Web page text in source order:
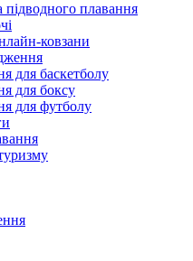
підводного плавання
ковзани
для баскетболу
для боксу
для футболу